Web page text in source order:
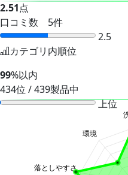
2.51点
口コミ数 5件
2.5
カテゴリ内順位
99%以内
434位 / 439製品中
上位